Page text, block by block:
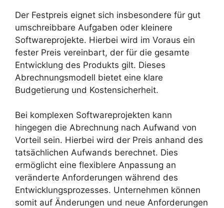
Der Festpreis eignet sich insbesondere für gut
umschreibbare Aufgaben oder kleinere
Softwareprojekte. Hierbei wird im Voraus ein
fester Preis vereinbart, der für die gesamte
Entwicklung des Produkts gilt. Dieses
Abrechnungsmodell bietet eine klare
Budgetierung und Kostensicherheit.
Bei komplexen Softwareprojekten kann
hingegen die Abrechnung nach Aufwand von
Vorteil sein. Hierbei wird der Preis anhand des
tatsächlichen Aufwands berechnet. Dies
ermöglicht eine flexiblere Anpassung an
veränderte Anforderungen während des
Entwicklungsprozesses. Unternehmen können
somit auf Änderungen und neue Anforderungen